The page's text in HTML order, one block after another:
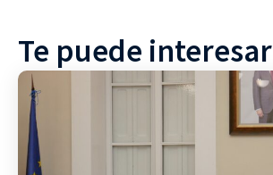
Te puede interesar